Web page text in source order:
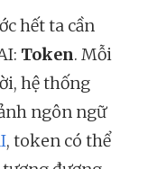
hết ta cần
Token. Mỗi
hệ thống
ngôn ngữ
, token có thể